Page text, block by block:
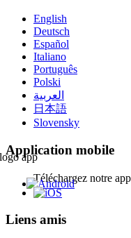
English
Deutsch
Español
Italiano
Português
Polski
العربية
日本語
Slovensky
Application mobile
Téléchargez notre
Liens amis